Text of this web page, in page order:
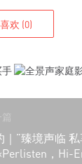
喜欢 (0)
篇
｜”臻境声临
，Hi-